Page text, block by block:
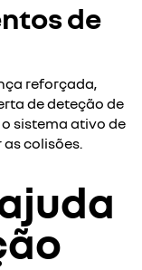
de
reforçada,
de deteção de
sistema ativo de
colisões.